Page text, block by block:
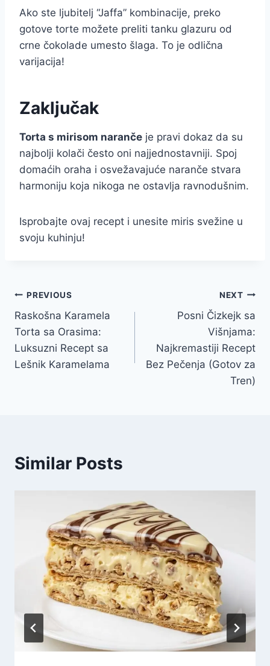
Ako ste ljubitelj “Jaffa” kombinacije, preko
gotove torte možete preliti tanku glazuru od
crne čokolade umesto šlaga. To je odlična
varijacija!
Zaključak
Torta s mirisom naranče je pravi dokaz da su
najbolji kolači često oni najjednostavniji. Spoj
domaćih oraha i osvežavajuće naranče stvara
harmoniju koja nikoga ne ostavlja ravnodušnim.
Isprobajte ovaj recept i unesite miris svežine u
svoju kuhinju!
Post
navigation
PREVIOUS
Raskošna Karamela
Torta sa Orasima:
Luksuzni Recept sa
Lešnik Karamelama
NEXT
Posni Čizkejk sa
Višnjama:
Najkremastiji Recept
Bez Pečenja (Gotov za
Tren)
Similar Posts